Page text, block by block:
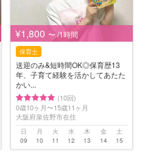
¥1,800 〜 /1時間
保育士
送迎のみ&短時間OK◎保育歴13
年、子育て経験を活かしてあたた
かい...
(10回)
0歳10ヶ月〜15歳11ヶ月
大阪府泉佐野市在住
日
09
月
10
火
11
水
12
木
13
金
14
土
15